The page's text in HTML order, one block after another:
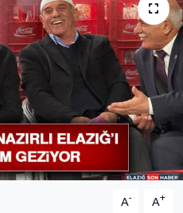
A- A+